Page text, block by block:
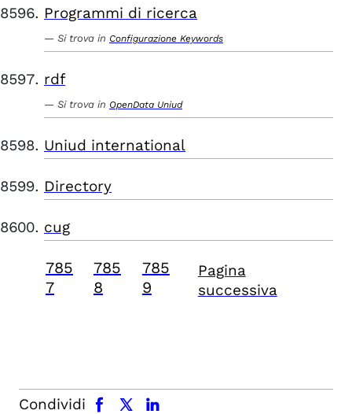
Programmi di ricerca
Si trova in Configurazione Keywords
rdf
Si trova in OpenData Uniud
Uniud international
Directory
cug
785
7
785
8
785
9
Pagina
successiva
Condividi
facebook x.com linkedin